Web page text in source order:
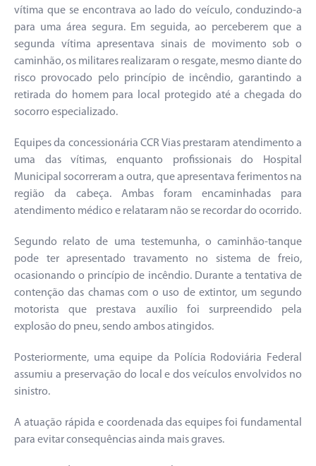
vítima que se encontrava ao lado do veículo, conduzindo-a
para uma área segura. Em seguida, ao perceberem que a
segunda vítima apresentava sinais de movimento sob o
caminhão, os militares realizaram o resgate, mesmo diante do
risco provocado pelo princípio de incêndio, garantindo a
retirada do homem para local protegido até a chegada do
socorro especializado.
Equipes da concessionária CCR Vias prestaram atendimento a
uma das vítimas, enquanto profissionais do Hospital
Municipal socorreram a outra, que apresentava ferimentos na
região da cabeça. Ambas foram encaminhadas para
atendimento médico e relataram não se recordar do ocorrido.
Segundo relato de uma testemunha, o caminhão-tanque
pode ter apresentado travamento no sistema de freio,
ocasionando o princípio de incêndio. Durante a tentativa de
contenção das chamas com o uso de extintor, um segundo
motorista que prestava auxílio foi surpreendido pela
explosão do pneu, sendo ambos atingidos.
Posteriormente, uma equipe da Polícia Rodoviária Federal
assumiu a preservação do local e dos veículos envolvidos no
sinistro.
A atuação rápida e coordenada das equipes foi fundamental
para evitar consequências ainda mais graves.